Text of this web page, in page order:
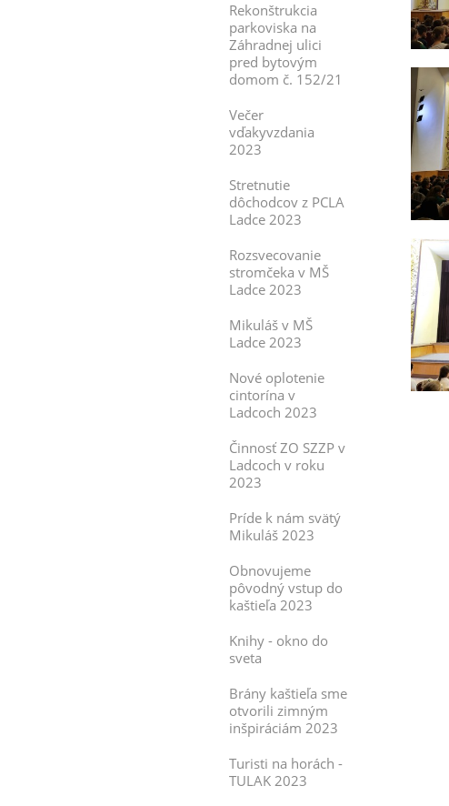
Rekonštrukcia
parkoviska na
Záhradnej ulici
pred bytovým
domom č. 152/21
Večer
vďakyvzdania
2023
Stretnutie
dôchodcov z PCLA
Ladce 2023
Rozsvecovanie
stromčeka v MŠ
Ladce 2023
Mikuláš v MŠ
Ladce 2023
Nové oplotenie
cintorína v
Ladcoch 2023
Činnosť ZO SZZP v
Ladcoch v roku
2023
Príde k nám svätý
Mikuláš 2023
Obnovujeme
pôvodný vstup do
kaštieľa 2023
Knihy - okno do
sveta
Brány kaštieľa sme
otvorili zimným
inšpiráciám 2023
Turisti na horách -
TULAK 2023